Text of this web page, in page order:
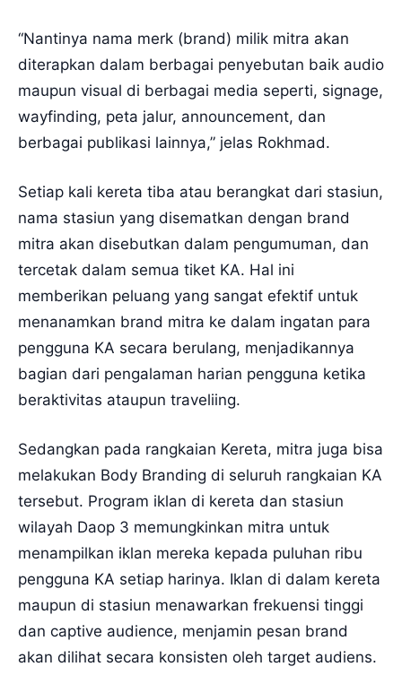
“Nantinya nama merk (brand) milik mitra akan
diterapkan dalam berbagai penyebutan baik audio
maupun visual di berbagai media seperti, signage,
wayfinding, peta jalur, announcement, dan
berbagai publikasi lainnya,” jelas Rokhmad.
Setiap kali kereta tiba atau berangkat dari stasiun,
nama stasiun yang disematkan dengan brand
mitra akan disebutkan dalam pengumuman, dan
tercetak dalam semua tiket KA. Hal ini
memberikan peluang yang sangat efektif untuk
menanamkan brand mitra ke dalam ingatan para
pengguna KA secara berulang, menjadikannya
bagian dari pengalaman harian pengguna ketika
beraktivitas ataupun traveliing.
Sedangkan pada rangkaian Kereta, mitra juga bisa
melakukan Body Branding di seluruh rangkaian KA
tersebut. Program iklan di kereta dan stasiun
wilayah Daop 3 memungkinkan mitra untuk
menampilkan iklan mereka kepada puluhan ribu
pengguna KA setiap harinya. Iklan di dalam kereta
maupun di stasiun menawarkan frekuensi tinggi
dan captive audience, menjamin pesan brand
akan dilihat secara konsisten oleh target audiens.